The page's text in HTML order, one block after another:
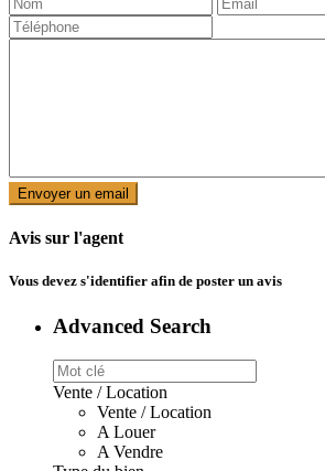
Avis sur l'agent
Vous devez s'identifier afin de poster un avis
Advanced Search
Vente / Location
Vente / Location
A Louer
A Vendre